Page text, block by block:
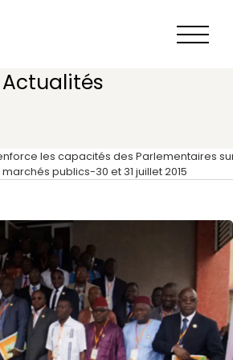
Actualités
renforce les capacités des Parlementaires
publics-30 et 31 juillet 2015